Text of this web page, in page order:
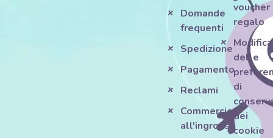
Domande
frequenti
Spedizione
Pagamento
Reclami
Commercio
all'ingrosso
voucher
regalo
Modifica
delle
di
dei
cookie